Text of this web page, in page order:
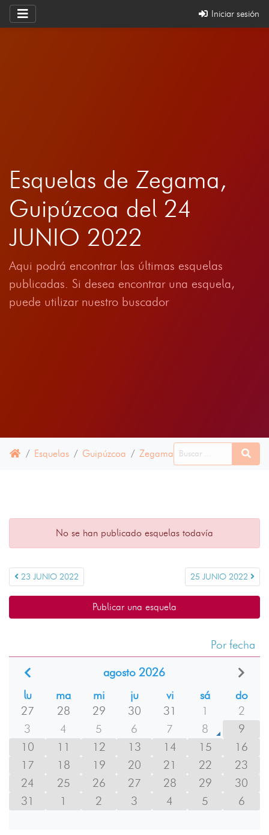
Iniciar sesión
Esquelas de Zegama,
Guipúzcoa del 24
JUNIO 2022
Aqui podrá encontrar las últimas esquelas
publicadas. Si desea encontrar una esquela,
puede utilizar nuestro buscador
Esquelas Guipúzcoa Zegama 24 JUNIO 2022
No se han publicado esquelas todavía
23 JUNIO 2022 25 JUNIO 2022
Publicar una esquela
Por fecha
agosto 2026
lu
ma mi ju vi sá
do
27
28 29 30 31 1
2
3
4 5 6 7 8
9
10
11 12 13 14 15
16
17
18 19 20 21 22
23
24
25 26 27 28 29
30
31
1 2 3 4 5 6